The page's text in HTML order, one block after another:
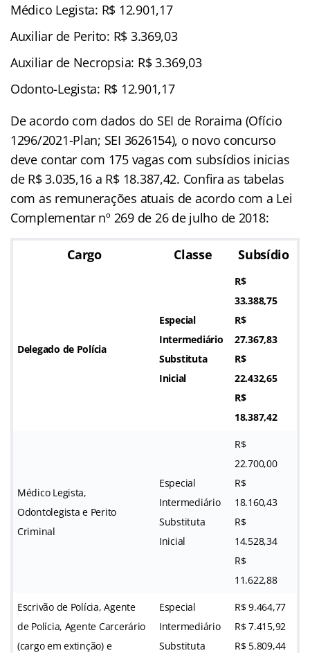
Médico Legista: R$ 12.901,17
Auxiliar de Perito: R$ 3.369,03
Auxiliar de Necropsia: R$ 3.369,03
Odonto-Legista: R$ 12.901,17
De acordo com dados do SEI de Roraima (Ofício
1296/2021-Plan; SEI 3626154), o novo concurso
deve contar com 175 vagas com subsídios inicias
de R$ 3.035,16 a R$ 18.387,42. Confira as tabelas
com as remunerações atuais de acordo com a Lei
Complementar nº 269 de 26 de julho de 2018:
Cargo Classe Subsídio
Delegado de Polícia
Especial
Intermediário
Substituta
Inicial
R$
33.388,75
R$
27.367,83
R$
22.432,65
R$
18.387,42
Médico Legista,
Odontolegista e Perito
Criminal
Especial
Intermediário
Substituta
Inicial
R$
22.700,00
R$
18.160,43
R$
14.528,34
R$
11.622,88
Escrivão de Polícia, Agente
de Polícia, Agente Carcerário
(cargo em extinção) e
Especial
Intermediário
Substituta
R$ 9.464,77
R$ 7.415,92
R$ 5.809,44